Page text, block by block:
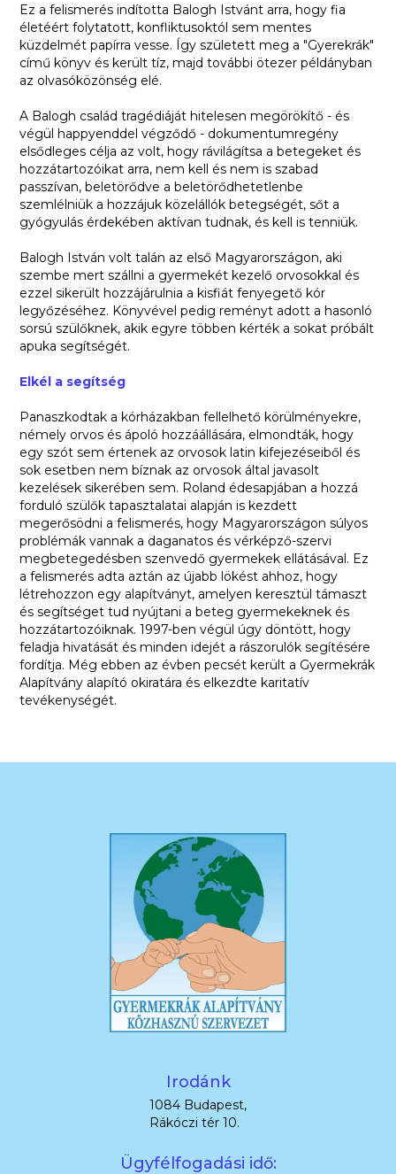
Ez a felismerés indította Balogh Istvánt arra, hogy fia
életéért folytatott, konfliktusoktól sem mentes
küzdelmét papírra vesse. Így született meg a "Gyerekrák"
című könyv és került tíz, majd további ötezer példányban
az olvasóközönség elé.
A Balogh család tragédiáját hitelesen megörökítő - és
végül happyenddel végződő - dokumentumregény
elsődleges célja az volt, hogy rávilágítsa a betegeket és
hozzátartozóikat arra, nem kell és nem is szabad
passzívan, beletörődve a beletörődhetetlenbe
szemlélniük a hozzájuk közelállók betegségét, sőt a
gyógyulás érdekében aktívan tudnak, és kell is tenniük.
Balogh István volt talán az első Magyarországon, aki
szembe mert szállni a gyermekét kezelő orvosokkal és
ezzel sikerült hozzájárulnia a kisfiát fenyegető kór
legyőzéséhez. Könyvével pedig reményt adott a hasonló
sorsú szülőknek, akik egyre többen kérték a sokat próbált
apuka segítségét.
Elkél a segítség
Panaszkodtak a kórházakban fellelhető körülményekre,
némely orvos és ápoló hozzáállására, elmondták, hogy
egy szót sem értenek az orvosok latin kifejezéseiből és
sok esetben nem bíznak az orvosok által javasolt
kezelések sikerében sem. Roland édesapjában a hozzá
forduló szülők tapasztalatai alapján is kezdett
megerősödni a felismerés, hogy Magyarországon súlyos
problémák vannak a daganatos és vérképző-szervi
megbetegedésben szenvedő gyermekek ellátásával. Ez
a felismerés adta aztán az újabb lökést ahhoz, hogy
létrehozzon egy alapítványt, amelyen keresztül támaszt
és segítséget tud nyújtani a beteg gyermekeknek és
hozzátartozóiknak. 1997-ben végül úgy döntött, hogy
feladja hivatását és minden idejét a rászorulók segítésére
fordítja. Még ebben az évben pecsét került a Gyermekrák
Alapítvány alapító okiratára és elkezdte karitatív
tevékenységét.
Irodánk
1084 Budapest,
Rákóczi tér 10.
Ügyfélfogadási idő: